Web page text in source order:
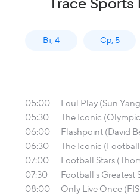
Trace Sports
Вт, 4 Ср, 5
05:00
Foul Play (Sun
05:30
The Iconic
06:00
Flashpoint (David
06:30
The Iconic
07:00
Football Stars
07:30
Football's Greatest
08:00
Only Live Once